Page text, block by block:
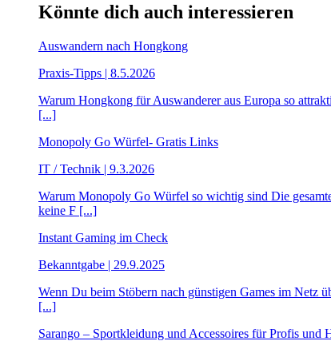
Könnte dich auch interessieren
Auswandern nach Hongkong
Praxis-Tipps | 8.5.2026
Warum Hongkong für Auswanderer aus Europa so
[...]
Monopoly Go Würfel- Gratis Links
IT / Technik | 9.3.2026
Warum Monopoly Go Würfel so wichtig sind Die
keine F [...]
Instant Gaming im Check
Bekanntgabe | 29.9.2025
Wenn Du beim Stöbern nach günstigen Games im Netz
[...]
Sarango – Sportkleidung und Accessoires für Profis und